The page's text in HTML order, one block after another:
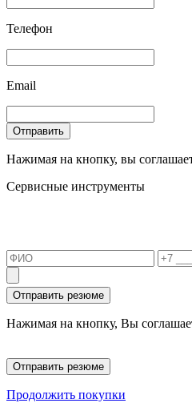
Телефон
Email
Отправить
Нажимая на кнопку, вы
Сервисные инструменты
Отправить резюме
Нажимая на кнопку, Вы
Отправить резюме
Продолжить покупки